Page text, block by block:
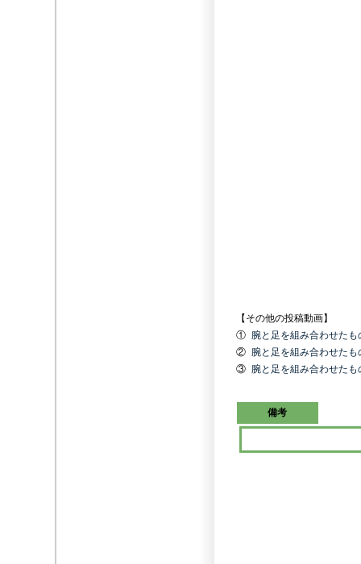
【その他の投稿動画】
① 腕と足を組み合わせたも
② 腕と足を組み合わせたも
③ 腕と足を組み合わせた
備考